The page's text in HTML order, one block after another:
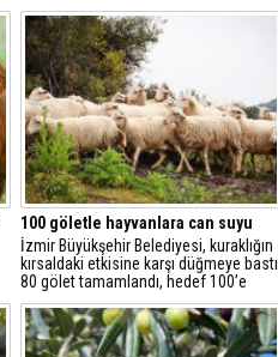
100 göletle hayvanlara can suyu
İzmir Büyükşehir Belediyesi, kuraklığın
kırsaldaki etkisine karşı düğmeye bastı.
80 gölet tamamlandı, hedef 100’e
çıkarmak. Hem üretici hem yaban
hayatı nefes alacak, göletler
yangınlarda bile kullanılacak.